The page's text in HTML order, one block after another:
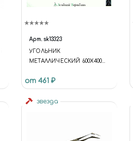
Арт. sk13323
УГОЛЬНИК
МЕТАЛЛИЧЕСКИЙ 600Х400
от 461 ₽
звезда